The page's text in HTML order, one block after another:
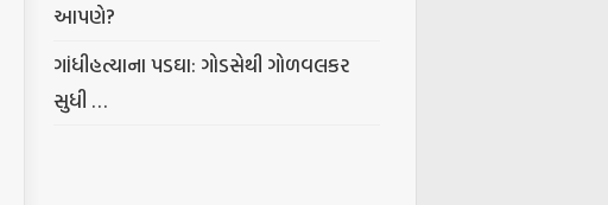
આપણે?
ગાંધીહત્યાના પડઘા: ગોડસેથી ગોળવલકર
સુધી …